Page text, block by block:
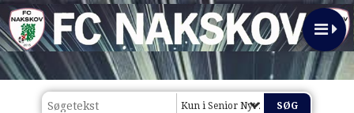
Kun i Senior Nyt 2015